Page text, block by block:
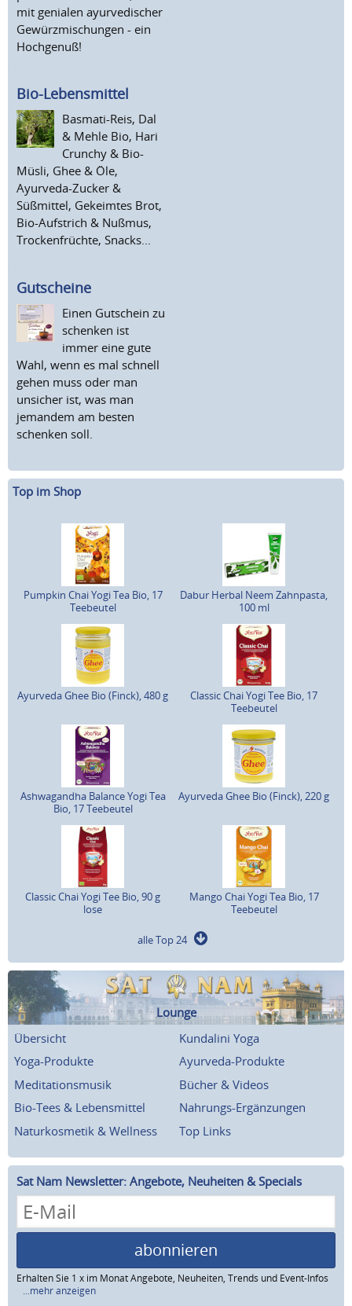
mit genialen ayurvedischer
Gewürzmischungen - ein
Hochgenuß!
Bio-Lebensmittel
Basmati-Reis, Dal
& Mehle Bio, Hari
Crunchy & Bio-
Müsli, Ghee & Öle,
Ayurveda-Zucker &
Süßmittel, Gekeimtes Brot,
Bio-Aufstrich & Nußmus,
Trockenfrüchte, Snacks...
Gutscheine
Einen Gutschein zu
schenken ist
immer eine gute
Wahl, wenn es mal schnell
gehen muss oder man
unsicher ist, was man
jemandem am besten
schenken soll.
Top im Shop
Pumpkin Chai Yogi Tea Bio, 17
Teebeutel
Dabur Herbal Neem Zahnpasta,
100 ml
Ayurveda Ghee Bio (Finck), 480 g
Classic Chai Yogi Tee Bio, 17
Teebeutel
Ashwagandha Balance Yogi Tea
Bio, 17 Teebeutel
Ayurveda Ghee Bio (Finck), 220 g
Classic Chai Yogi Tee Bio, 90 g
lose
Mango Chai Yogi Tea Bio, 17
Teebeutel
alle Top 24
Lounge
Übersicht
Kundalini Yoga
Yoga-Produkte
Ayurveda-Produkte
Meditationsmusik
Bücher & Videos
Bio-Tees & Lebensmittel
Nahrungs-Ergänzungen
Naturkosmetik & Wellness
Top Links
Sat Nam Newsletter: Angebote, Neuheiten & Specials
abonnieren
Erhalten Sie 1 x im Monat Angebote, Neuheiten, Trends und Event-Infos
...mehr anzeigen